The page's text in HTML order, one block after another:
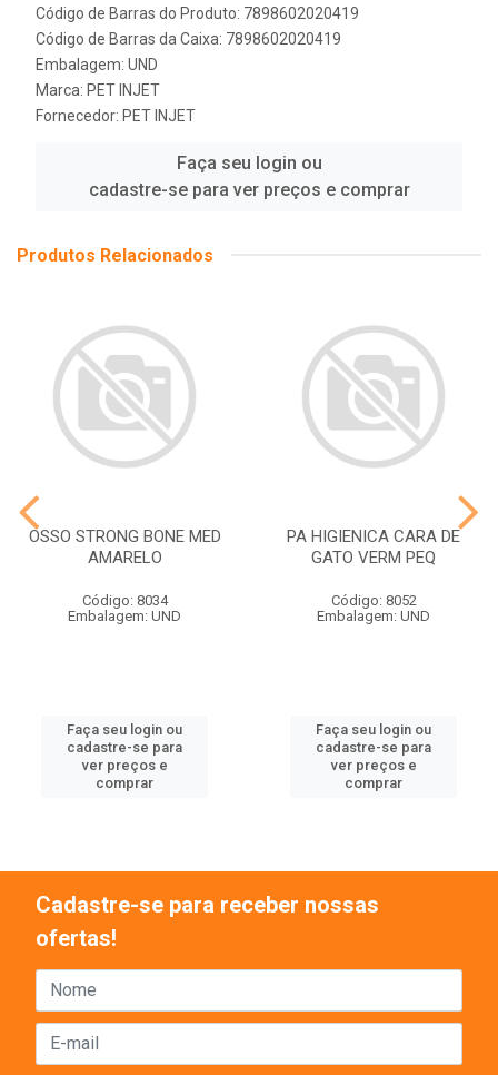
Código de Barras do Produto: 7898602020419
Código de Barras da Caixa: 7898602020419
Embalagem: UND
Marca: PET INJET
Fornecedor: PET INJET
Faça seu login ou
cadastre-se para ver preços e comprar
Produtos Relacionados
OSSO STRONG BONE MED
AMARELO
Código: 8034
Embalagem: UND
Faça seu login ou
cadastre-se para
ver preços e
comprar
PA HIGIENICA CARA DE
GATO VERM PEQ
Código: 8052
Embalagem: UND
Faça seu login ou
cadastre-se para
ver preços e
comprar
Cadastre-se para receber nossas
ofertas!